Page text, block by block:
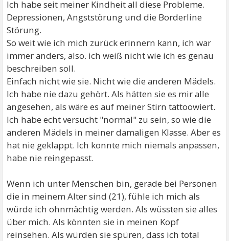
Ich habe seit meiner Kindheit all diese Probleme.
Depressionen, Angststörung und die Borderline
Störung.
So weit wie ich mich zurück erinnern kann, ich war
immer anders, also. ich weiß nicht wie ich es genau
beschreiben soll.
Einfach nicht wie sie. Nicht wie die anderen Mädels.
Ich habe nie dazu gehört. Als hätten sie es mir alle
angesehen, als wäre es auf meiner Stirn tattoowiert.
Ich habe echt versucht "normal" zu sein, so wie die
anderen Mädels in meiner damaligen Klasse. Aber es
hat nie geklappt. Ich konnte mich niemals anpassen,
habe nie reingepasst.
Wenn ich unter Menschen bin, gerade bei Personen
die in meinem Alter sind (21), fühle ich mich als
würde ich ohnmächtig werden. Als wüssten sie alles
über mich. Als könnten sie in meinen Kopf
reinsehen. Als würden sie spüren, dass ich total